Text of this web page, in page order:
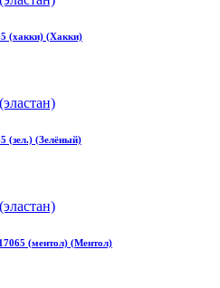
(хакки) (Хакки)
(зел.) (Зелёный)
(ментол) (Ментол)